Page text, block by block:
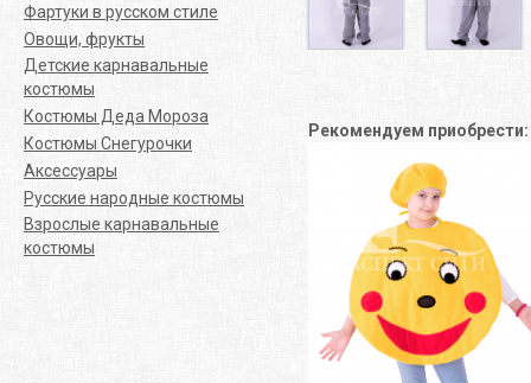
Фартуки в русском стиле
Овощи, фрукты
Детские карнавальные
костюмы
Костюмы Деда Мороза
Костюмы Снегурочки
Аксессуары
Русские народные костюмы
Взрослые карнавальные
костюмы
Рекомендуем приобрести: